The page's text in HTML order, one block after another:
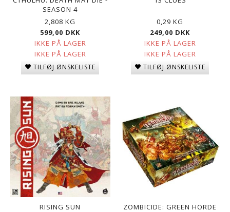
SEASON 4
2,808 KG
599,00 DKK
IKKE PÅ LAGER
IKKE PÅ LAGER
TILFØJ ØNSKELISTE
0,29 KG
249,00 DKK
IKKE PÅ LAGER
IKKE PÅ LAGER
TILFØJ ØNSKELISTE
RISING SUN ZOMBICIDE: GREEN HORDE